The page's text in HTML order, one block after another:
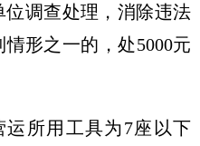
位调查处理，消除违法
形之一的，处5000元
运所用工具为7座以下